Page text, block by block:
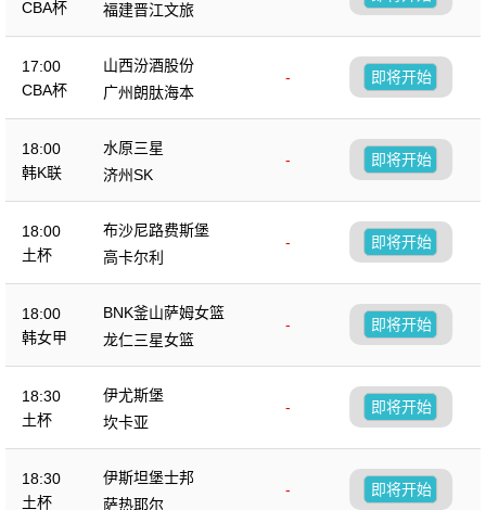
CBA杯
福建晋江文旅
17:00
CBA杯
山西汾酒股份
-
广州朗肽海本
即将开始
18:00
韩K联
水原三星
-
济州SK
即将开始
18:00
土杯
布沙尼路费斯堡
-
高卡尔利
即将开始
18:00
韩女甲
BNK釜山萨姆女篮
-
龙仁三星女篮
即将开始
18:30
土杯
伊尤斯堡
-
坎卡亚
即将开始
18:30
土杯
伊斯坦堡士邦
-
萨热耶尔
即将开始